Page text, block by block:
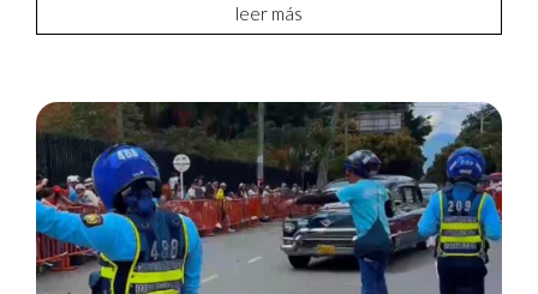
leer más